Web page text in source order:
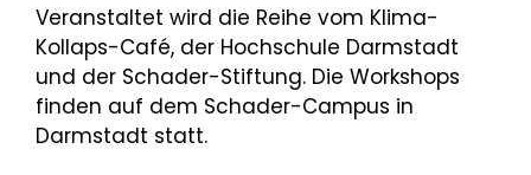
Veranstaltet wird die Reihe vom Klima-
Kollaps-Café, der Hochschule Darmstadt
und der Schader-Stiftung. Die Workshops
finden auf dem Schader-Campus in
Darmstadt statt.